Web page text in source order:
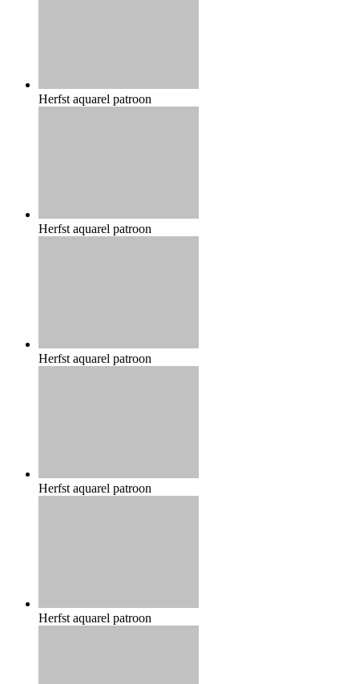
Herfst aquarel patroon
Herfst aquarel patroon
Herfst aquarel patroon
Herfst aquarel patroon
Herfst aquarel patroon